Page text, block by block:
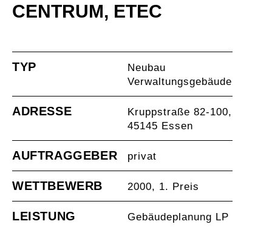
TYP
Neubau
Verwaltungsgebäude
ADRESSE
Kruppstraße 82-100,
45145 Essen
AUFTRAGGEBER privat
WETTBEWERB 2000, 1. Preis
LEISTUNG
Gebäudeplanung LP
CENTRUM, ETEC